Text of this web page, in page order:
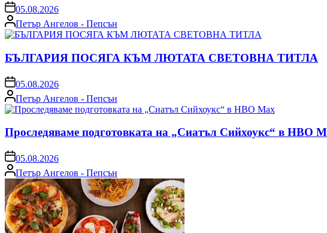
on05.08.2026
Posted
by
Петър Ангелов - Пепсън
БЪЛГАРИЯ ПОСЯГА КЪМ ЛЮТАТА СВЕТОВНА ТИТЛА
on05.08.2026
Posted
by
Петър Ангелов - Пепсън
Проследяваме подготовката на „Сиатъл Сийхоукс“ в HBO
on05.08.2026
Posted
by
Петър Ангелов - Пепсън